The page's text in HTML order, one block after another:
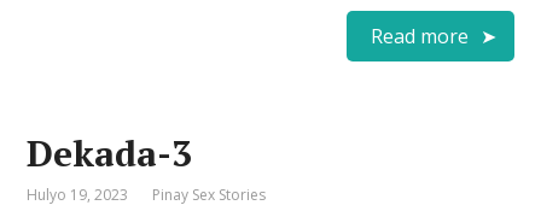
Read more
Dekada-3
Hulyo 19, 2023 Pinay Sex Stories